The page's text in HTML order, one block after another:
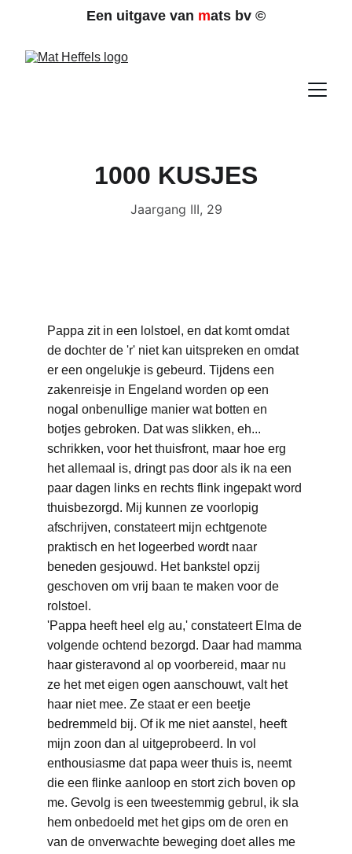
Een uitgave van mats bv ©
1000 KUSJES
Jaargang III, 29
Pappa zit in een lolstoel, en dat komt omdat
de dochter de 'r' niet kan uitspreken en omdat
er een ongelukje is gebeurd. Tijdens een
zakenreisje in Engeland worden op een
nogal onbenullige manier wat botten en
botjes gebroken. Dat was slikken, eh...
schrikken, voor het thuisfront, maar hoe erg
het allemaal is, dringt pas door als ik na een
paar dagen links en rechts flink ingepakt word
thuisbezorgd. Mij kunnen ze voorlopig
afschrijven, constateert mijn echtgenote
praktisch en het logeerbed wordt naar
beneden gesjouwd. Het bankstel opzij
geschoven om vrij baan te maken voor de
rolstoel.
'Pappa heeft heel elg au,' constateert Elma de
volgende ochtend bezorgd. Daar had mamma
haar gisteravond al op voorbereid, maar nu
ze het met eigen ogen aanschouwt, valt het
haar niet mee. Ze staat er een beetje
bedremmeld bij. Of ik me niet aanstel, heeft
mijn zoon dan al uitgeprobeerd. In vol
enthousiasme dat papa weer thuis is, neemt
die een flinke aanloop en stort zich boven op
me. Gevolg is een tweestemmig gebrul, ik sla
hem onbedoeld met het gips om de oren en
van de onverwachte beweging doet alles me